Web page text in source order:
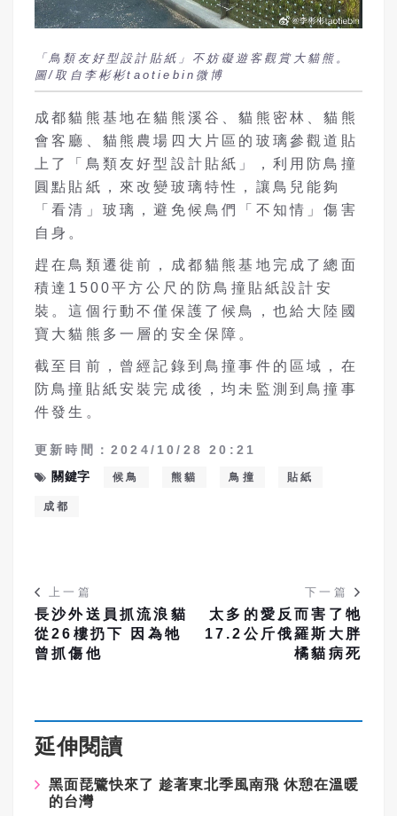
「鳥類友好型設計貼紙」不妨礙遊客觀賞大貓熊。
圖/取自李彬彬taotiebin微博
成都貓熊基地在貓熊溪谷、貓熊密林、貓熊
會客廳、貓熊農場四大片區的玻璃參觀道貼
上了「鳥類友好型設計貼紙」，利用防鳥撞
圓點貼紙，來改變玻璃特性，讓鳥兒能夠
「看清」玻璃，避免候鳥們「不知情」傷害
自身。
趕在鳥類遷徙前，成都貓熊基地完成了總面
積達1500平方公尺的防鳥撞貼紙設計安
裝。這個行動不僅保護了候鳥，也給大陸國
寶大貓熊多一層的安全保障。
截至目前，曾經記錄到鳥撞事件的區域，在
防鳥撞貼紙安裝完成後，均未監測到鳥撞事
件發生。
更新時間：2024/10/28 20:21
關鍵字
候鳥 熊貓 鳥撞 貼紙
成都
上一篇
長沙外送員抓流浪貓
從26樓扔下 因為牠
曾抓傷他
下一篇
太多的愛反而害了牠
17.2公斤俄羅斯大胖
橘貓病死
延伸閱讀
黑面琵鷺快來了 趁著東北季風南飛 休憩在溫暖
的台灣